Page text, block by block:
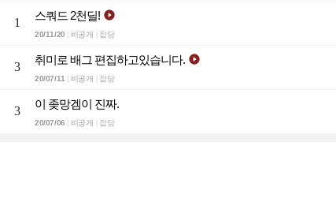
1
스쿼드 2천딜! 
20/11/20 비공개 잡담
3
취미로 배그 편집하고있습니다. 
20/07/11| 비공개 잡담
3
이 좆망겜이 진짜.
20/07/06 비공개 잡담